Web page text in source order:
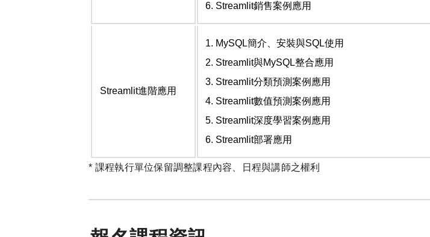
Streamlit銷售案例應用
Streamlit進階應用
MySQL簡介、安裝與SQL使用
Streamlit與MySQL整合應用
Streamlit分類預測案例應用
Streamlit數值預測案例應用
Streamlit深度學習案例應用
Streamlit部署應用
* 課程執行單位保留調整課程內容、日程與講師之權利